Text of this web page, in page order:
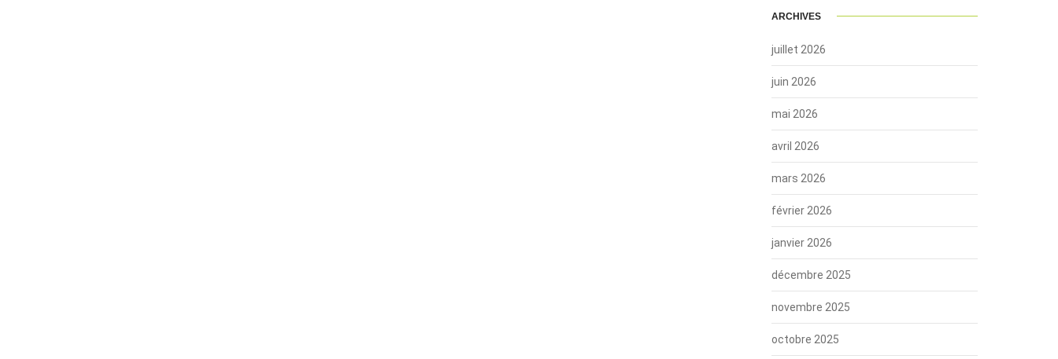
ARCHIVES
juillet 2026
juin 2026
mai 2026
avril 2026
mars 2026
février 2026
janvier 2026
décembre 2025
novembre 2025
octobre 2025